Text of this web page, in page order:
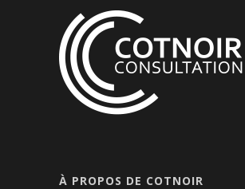
À PROPOS DE COTNOIR